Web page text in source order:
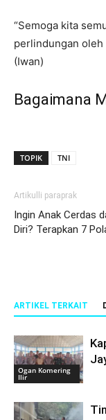
“Semoga kita
perlindungan oleh
(Iwan)
Bagaimana
TOPIK TNI
Artikulli paraprak
Ingin Anak Cerdas
Diri? Terapkan 7
ARTIKEL TERKAIT
Ogan Komering
Ilir